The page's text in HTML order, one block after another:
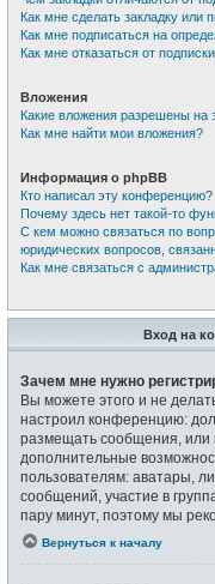
Как мне сделать закладку или
Как мне подписаться на
Как мне отказаться от
Вложения
Какие вложения разрешены на
Как мне найти мои вложения?
Информация о phpBB
Кто написал эту конференцию?
Почему здесь нет такой-то
С кем можно связаться по
юридических вопросов,
Как мне связаться с
Вход на
Зачем мне нужно
Вы можете этого и не
настроил конференцию:
размещать сообщения, или
дополнительные
пользователям: аватары,
сообщений, участие в
пару минут, поэтому мы
Вернуться к началу